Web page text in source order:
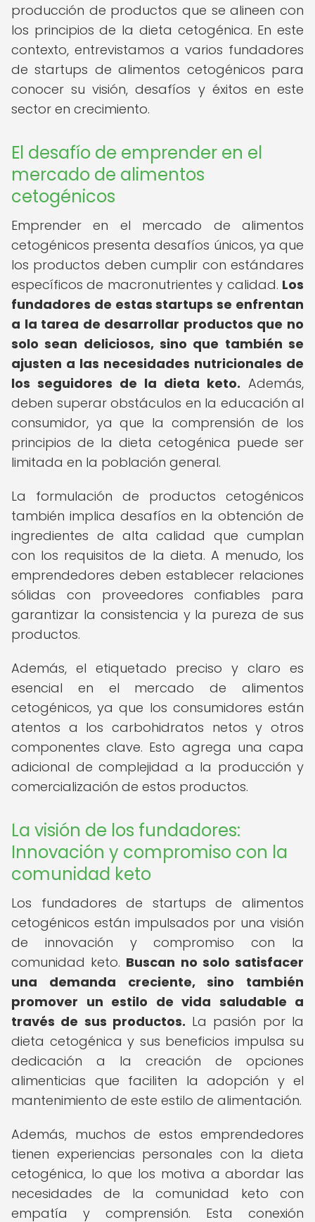
producción de productos que se alineen con
los principios de la dieta cetogénica. En este
contexto, entrevistamos a varios fundadores
de startups de alimentos cetogénicos para
conocer su visión, desafíos y éxitos en este
sector en crecimiento.
El desafío de emprender en el
mercado de alimentos
cetogénicos
Emprender en el mercado de alimentos
cetogénicos presenta desafíos únicos, ya que
los productos deben cumplir con estándares
específicos de macronutrientes y calidad. Los
fundadores de estas startups se enfrentan
a la tarea de desarrollar productos que no
solo sean deliciosos, sino que también se
ajusten a las necesidades nutricionales de
los seguidores de la dieta keto. Además,
deben superar obstáculos en la educación al
consumidor, ya que la comprensión de los
principios de la dieta cetogénica puede ser
limitada en la población general.
La formulación de productos cetogénicos
también implica desafíos en la obtención de
ingredientes de alta calidad que cumplan
con los requisitos de la dieta. A menudo, los
emprendedores deben establecer relaciones
sólidas con proveedores confiables para
garantizar la consistencia y la pureza de sus
productos.
Además, el etiquetado preciso y claro es
esencial en el mercado de alimentos
cetogénicos, ya que los consumidores están
atentos a los carbohidratos netos y otros
componentes clave. Esto agrega una capa
adicional de complejidad a la producción y
comercialización de estos productos.
La visión de los fundadores:
Innovación y compromiso con la
comunidad keto
Los fundadores de startups de alimentos
cetogénicos están impulsados por una visión
de innovación y compromiso con la
comunidad keto. Buscan no solo satisfacer
una demanda creciente, sino también
promover un estilo de vida saludable a
través de sus productos. La pasión por la
dieta cetogénica y sus beneficios impulsa su
dedicación a la creación de opciones
alimenticias que faciliten la adopción y el
mantenimiento de este estilo de alimentación.
Además, muchos de estos emprendedores
tienen experiencias personales con la dieta
cetogénica, lo que los motiva a abordar las
necesidades de la comunidad keto con
empatía y comprensión. Esta conexión